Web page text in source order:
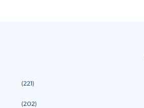
(221)
(202)